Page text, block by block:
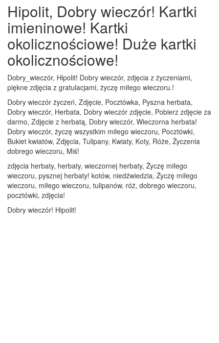
Hipolit, Dobry wieczór! Kartki
imieninowe! Kartki
okolicznościowe! Duże kartki
okolicznościowe!
Dobry_wieczór, Hipolit! Dobry wieczór, zdjęcia z życzeniami,
piękne zdjęcia z gratulacjami, życzę miłego wieczoru.!
Dobry wieczór życzeń, Zdjęcie, Pocztówka, Pyszna herbata,
Dobry wieczór, Herbata, Dobry wieczór zdjęcie, Pobierz zdjęcie za
darmo, Zdjęcie z herbatą, Dobry wieczór, Wieczorna herbata!
Dobry wieczór, życzę wszystkim miłego wieczoru, Pocztówki,
Bukiet kwiatów, Zdjęcia, Tulipany, Kwiaty, Koty, Róże, Życzenia
dobrego wieczoru, Miś!
zdjęcia herbaty, herbaty, wieczornej herbaty, Życzę miłego
wieczoru, pysznej herbaty! kotów, niedźwiedzia, Życzę miłego
wieczoru, miłego wieczoru, tulipanów, róż, dobrego wieczoru,
pocztówki, zdjęcia!
Dobry wieczór! Hipolit!